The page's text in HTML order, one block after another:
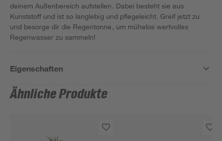
deinem Außenbereich aufstellen. Dabei besteht sie aus
Kunststoff und ist so langlebig und pflegeleicht. Greif jetzt zu
und besorge dir die Regentonne, um mühelos wertvolles
Regenwasser zu sammeln!
Eigenschaften
Ähnliche Produkte